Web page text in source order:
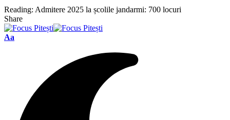
Reading: Admitere 2025 la școlile jandarmi: 700 locuri
Share
Font
Aa